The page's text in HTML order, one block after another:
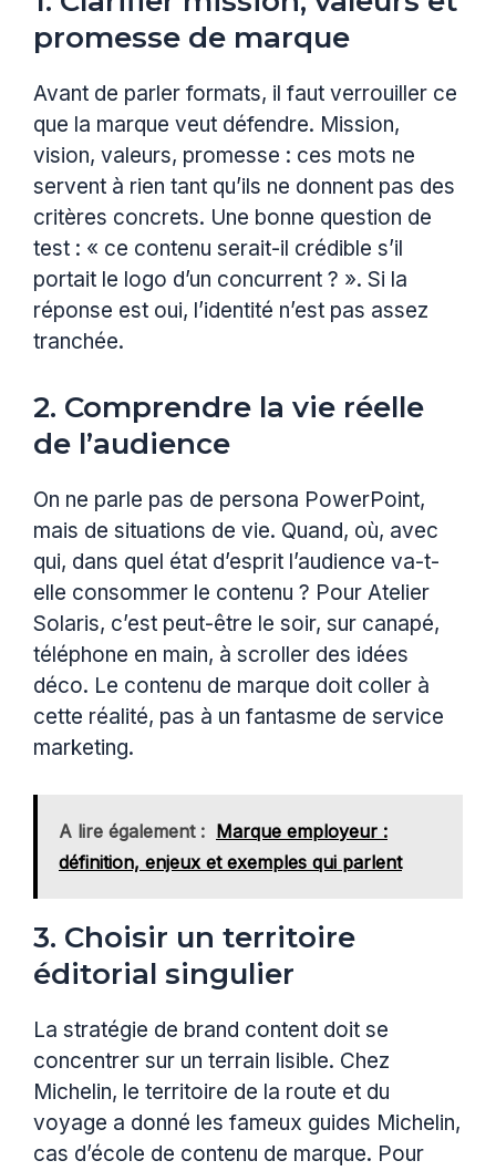
promesse de marque
Avant de parler formats, il faut verrouiller ce
que la marque veut défendre. Mission,
vision, valeurs, promesse : ces mots ne
servent à rien tant qu’ils ne donnent pas des
critères concrets. Une bonne question de
test : « ce contenu serait-il crédible s’il
portait le logo d’un concurrent ? ». Si la
réponse est oui, l’identité n’est pas assez
tranchée.
2. Comprendre la vie réelle
de l’audience
On ne parle pas de persona PowerPoint,
mais de situations de vie. Quand, où, avec
qui, dans quel état d’esprit l’audience va-t-
elle consommer le contenu ? Pour Atelier
Solaris, c’est peut-être le soir, sur canapé,
téléphone en main, à scroller des idées
déco. Le contenu de marque doit coller à
cette réalité, pas à un fantasme de service
marketing.
A lire également : Marque employeur :
définition, enjeux et exemples qui parlent
3. Choisir un territoire
éditorial singulier
La stratégie de brand content doit se
concentrer sur un terrain lisible. Chez
Michelin, le territoire de la route et du
voyage a donné les fameux guides Michelin,
cas d’école de contenu de marque. Pour